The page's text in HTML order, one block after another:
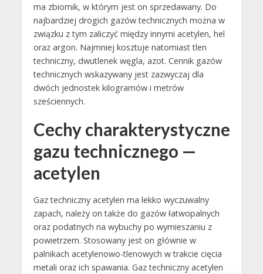
ma zbiornik, w którym jest on sprzedawany. Do
najbardziej drogich gazów technicznych można w
związku z tym zaliczyć między innymi acetylen, hel
oraz argon. Najmniej kosztuje natomiast tlen
techniczny, dwutlenek węgla, azot. Cennik gazów
technicznych wskazywany jest zazwyczaj dla
dwóch jednostek kilogramów i metrów
sześciennych.
Cechy charakterystyczne
gazu technicznego —
acetylen
Gaz techniczny acetylen ma lekko wyczuwalny
zapach, należy on także do gazów łatwopalnych
oraz podatnych na wybuchy po wymieszaniu z
powietrzem. Stosowany jest on głównie w
palnikach acetylenowo-tlenowych w trakcie cięcia
metali oraz ich spawania. Gaz techniczny acetylen